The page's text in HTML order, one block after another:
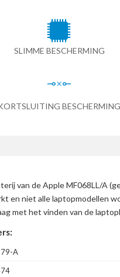
SLIMME BESCHERMING
BESCHERMING
van de Apple MF068LL/A
niet alle laptopmodellen
met het vinden van de
A